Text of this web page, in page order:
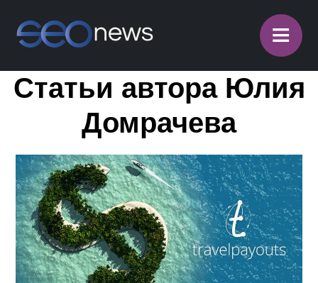
≡
Статьи автора Юлия
Домрачева